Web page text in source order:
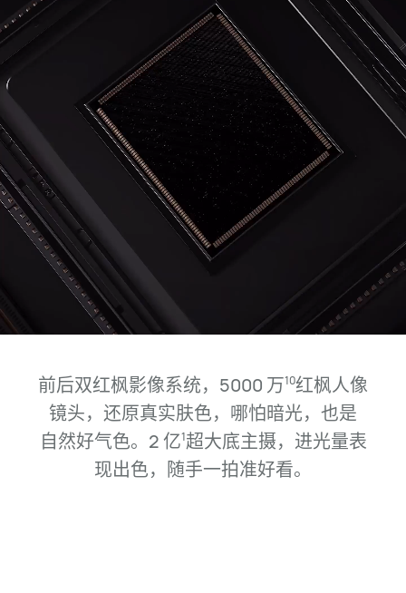
前后双红枫影像系统，5000 万10红枫人像
镜头，还原真实肤色，哪怕暗光， 也是
自然好气色。2 亿1超大底主摄，进光量表
现出色，随手一拍准好看。